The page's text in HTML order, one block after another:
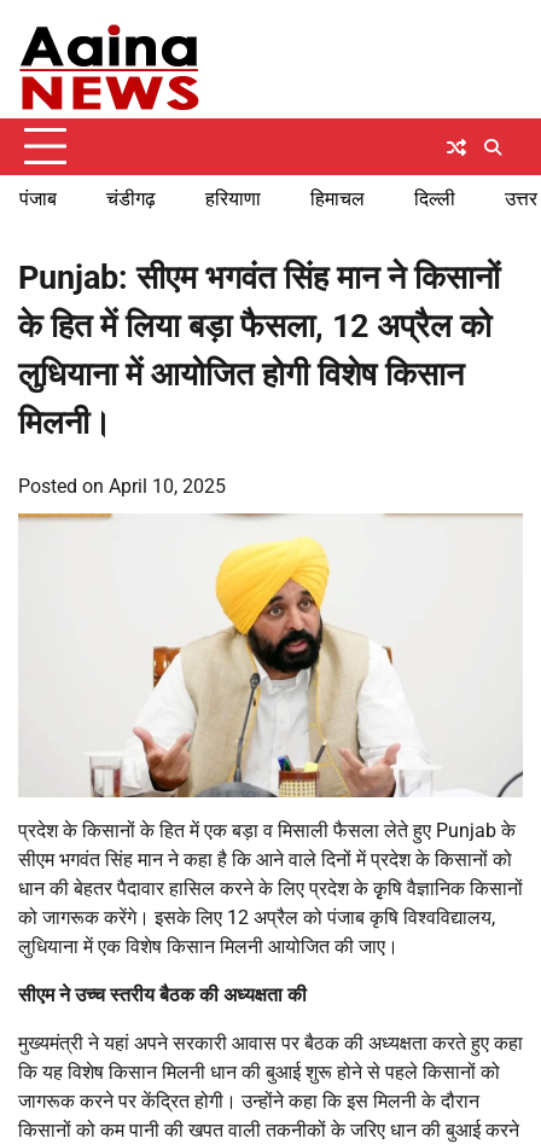
content
पंजाब चंडीगढ़ हरियाणा हिमाचल दिल्ली
Punjab: सीएम भगवंत सिंह मान ने किसानों
के हित में लिया बड़ा फैसला, 12 अप्रैल को
लुधियाना में आयोजित होगी विशेष किसान
मिलनी।
Posted on April 10, 2025
प्रदेश के किसानों के हित में एक बड़ा व मिसाली फैसला लेते हुए Punjab के
सीएम भगवंत सिंह मान ने कहा है कि आने वाले दिनों में प्रदेश के किसानों को
धान की बेहतर पैदावार हासिल करने के लिए प्रदेश के कृृषि वैज्ञानिक किसानों
को जागरूक करेंगे। इसके लिए 12 अप्रैल को पंजाब कृषि विश्वविद्यालय,
लुधियाना में एक विशेष किसान मिलनी आयोजित की जाए।
सीएम ने उच्च स्तरीय बैठक की अध्यक्षता की
मुख्यमंत्री ने यहां अपने सरकारी आवास पर बैठक की अध्यक्षता करते हुए कहा
कि यह विशेष किसान मिलनी धान की बुआई शुरू होने से पहले किसानों को
जागरूक करने पर केंद्रित होगी। उन्होंने कहा कि इस मिलनी के दौरान
किसानों को कम पानी की खपत वाली तकनीकों के जरिए धान की बुआई करने